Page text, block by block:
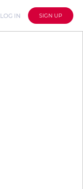
LOG IN SIGN UP